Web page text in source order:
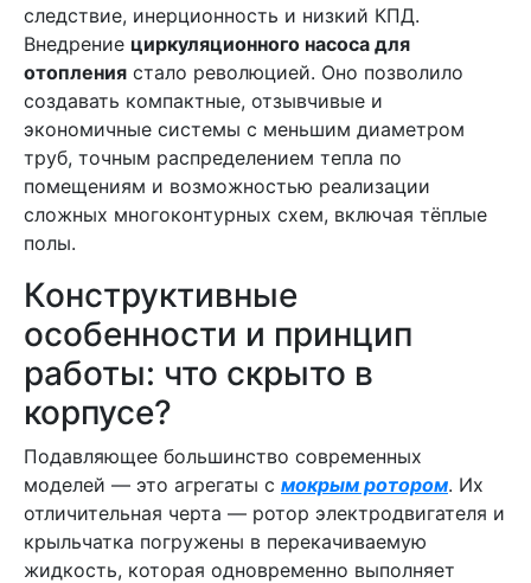
следствие, инерционность и низкий КПД.
Внедрение циркуляционного насоса для
отопления стало революцией. Оно позволило
создавать компактные, отзывчивые и
экономичные системы с меньшим диаметром
труб, точным распределением тепла по
помещениям и возможностью реализации
сложных многоконтурных схем, включая тёплые
полы.
Конструктивные
особенности и принцип
работы: что скрыто в
корпусе?
Подавляющее большинство современных
моделей — это агрегаты с мокрым ротором. Их
отличительная черта — ротор электродвигателя и
крыльчатка погружены в перекачиваемую
жидкость, которая одновременно выполняет